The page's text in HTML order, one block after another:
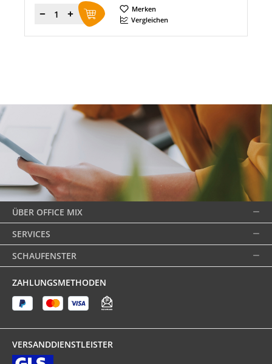
Menge
Merken
Vergleichen
ÜBER OFFICE MIX
SERVICES
SCHAUFENSTER
ZAHLUNGSMETHODEN
VERSANDDIENSTLEISTER